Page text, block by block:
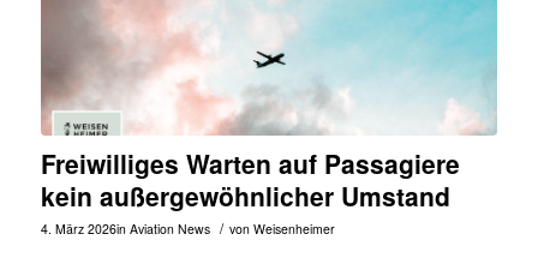
Freiwilliges Warten auf Passagiere
kein außergewöhnlicher Umstand
4. März 2026in Aviation News / von Weisenheimer